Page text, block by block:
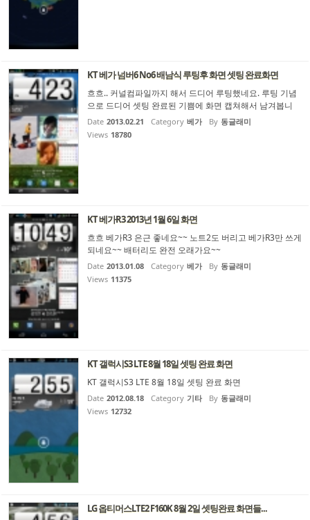
KT 베가 넘버6 No6 배남식 루팅후 화면 셋팅 완료화면
흐흐.. 커널컴파일까지 해서 드디어 루팅했네요. 루팅 기념
으로 드디어 셋팅 완료된 기쁨에 화면 캡쳐해서 남겨봅니
다. KT 베가 넘버6 No6 배남식 2013년 2월 21일 루팅하고
스타2폰트,화면 밀도 360으로 교체한 후의 멋진 화면입니
Date 2013.02.21 Category 베가 By 동글래미
Views 18780
KT 베가R3 2013년 1월 6일 화면
흐흐 베가R3 은근 좋네요~~ 노트2도 버리고 베가R3만 쓰게
되네요~~ 배터리도 완전 오래가요~~
Date 2013.01.08 Category 베가 By 동글래미
Views 11375
KT 갤럭시S3 LTE 8월 18일 셋팅 완료 화면
KT 갤럭시S3 LTE 8월 18일 셋팅 완료 화면
Date 2012.08.18 Category 기타 By 동글래미
Views 12732
LG 옵티머스LTE2 F160K 8월 2일 셋팅완료 화면들...